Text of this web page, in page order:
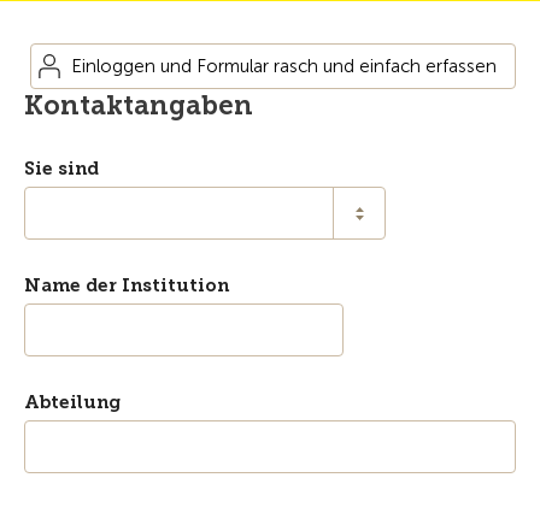
Einloggen und Formular rasch und einfach erfassen
Kontaktangaben
Sie sind
Name der Institution
Abteilung